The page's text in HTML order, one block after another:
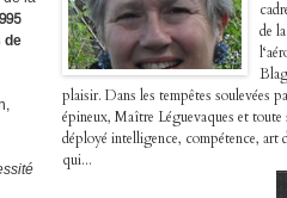
de
plaisir. Dans les tempêtes soulevées
épineux, Maître Léguevaques et toute
déployé intelligence, compétence, art
qui...